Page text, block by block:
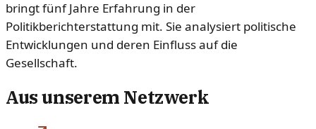
bringt fünf Jahre Erfahrung in der
Politikberichterstattung mit. Sie analysiert politische
Entwicklungen und deren Einfluss auf die
Gesellschaft.
Aus unserem Netzwerk